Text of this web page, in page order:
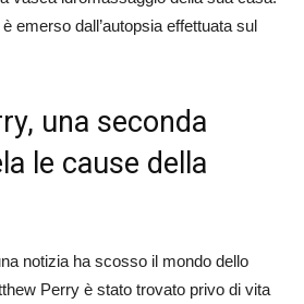
emerso dall’autopsia effettuata sul
una seconda
le cause della
notizia ha scosso il mondo dello
Perry è stato trovato privo di vita